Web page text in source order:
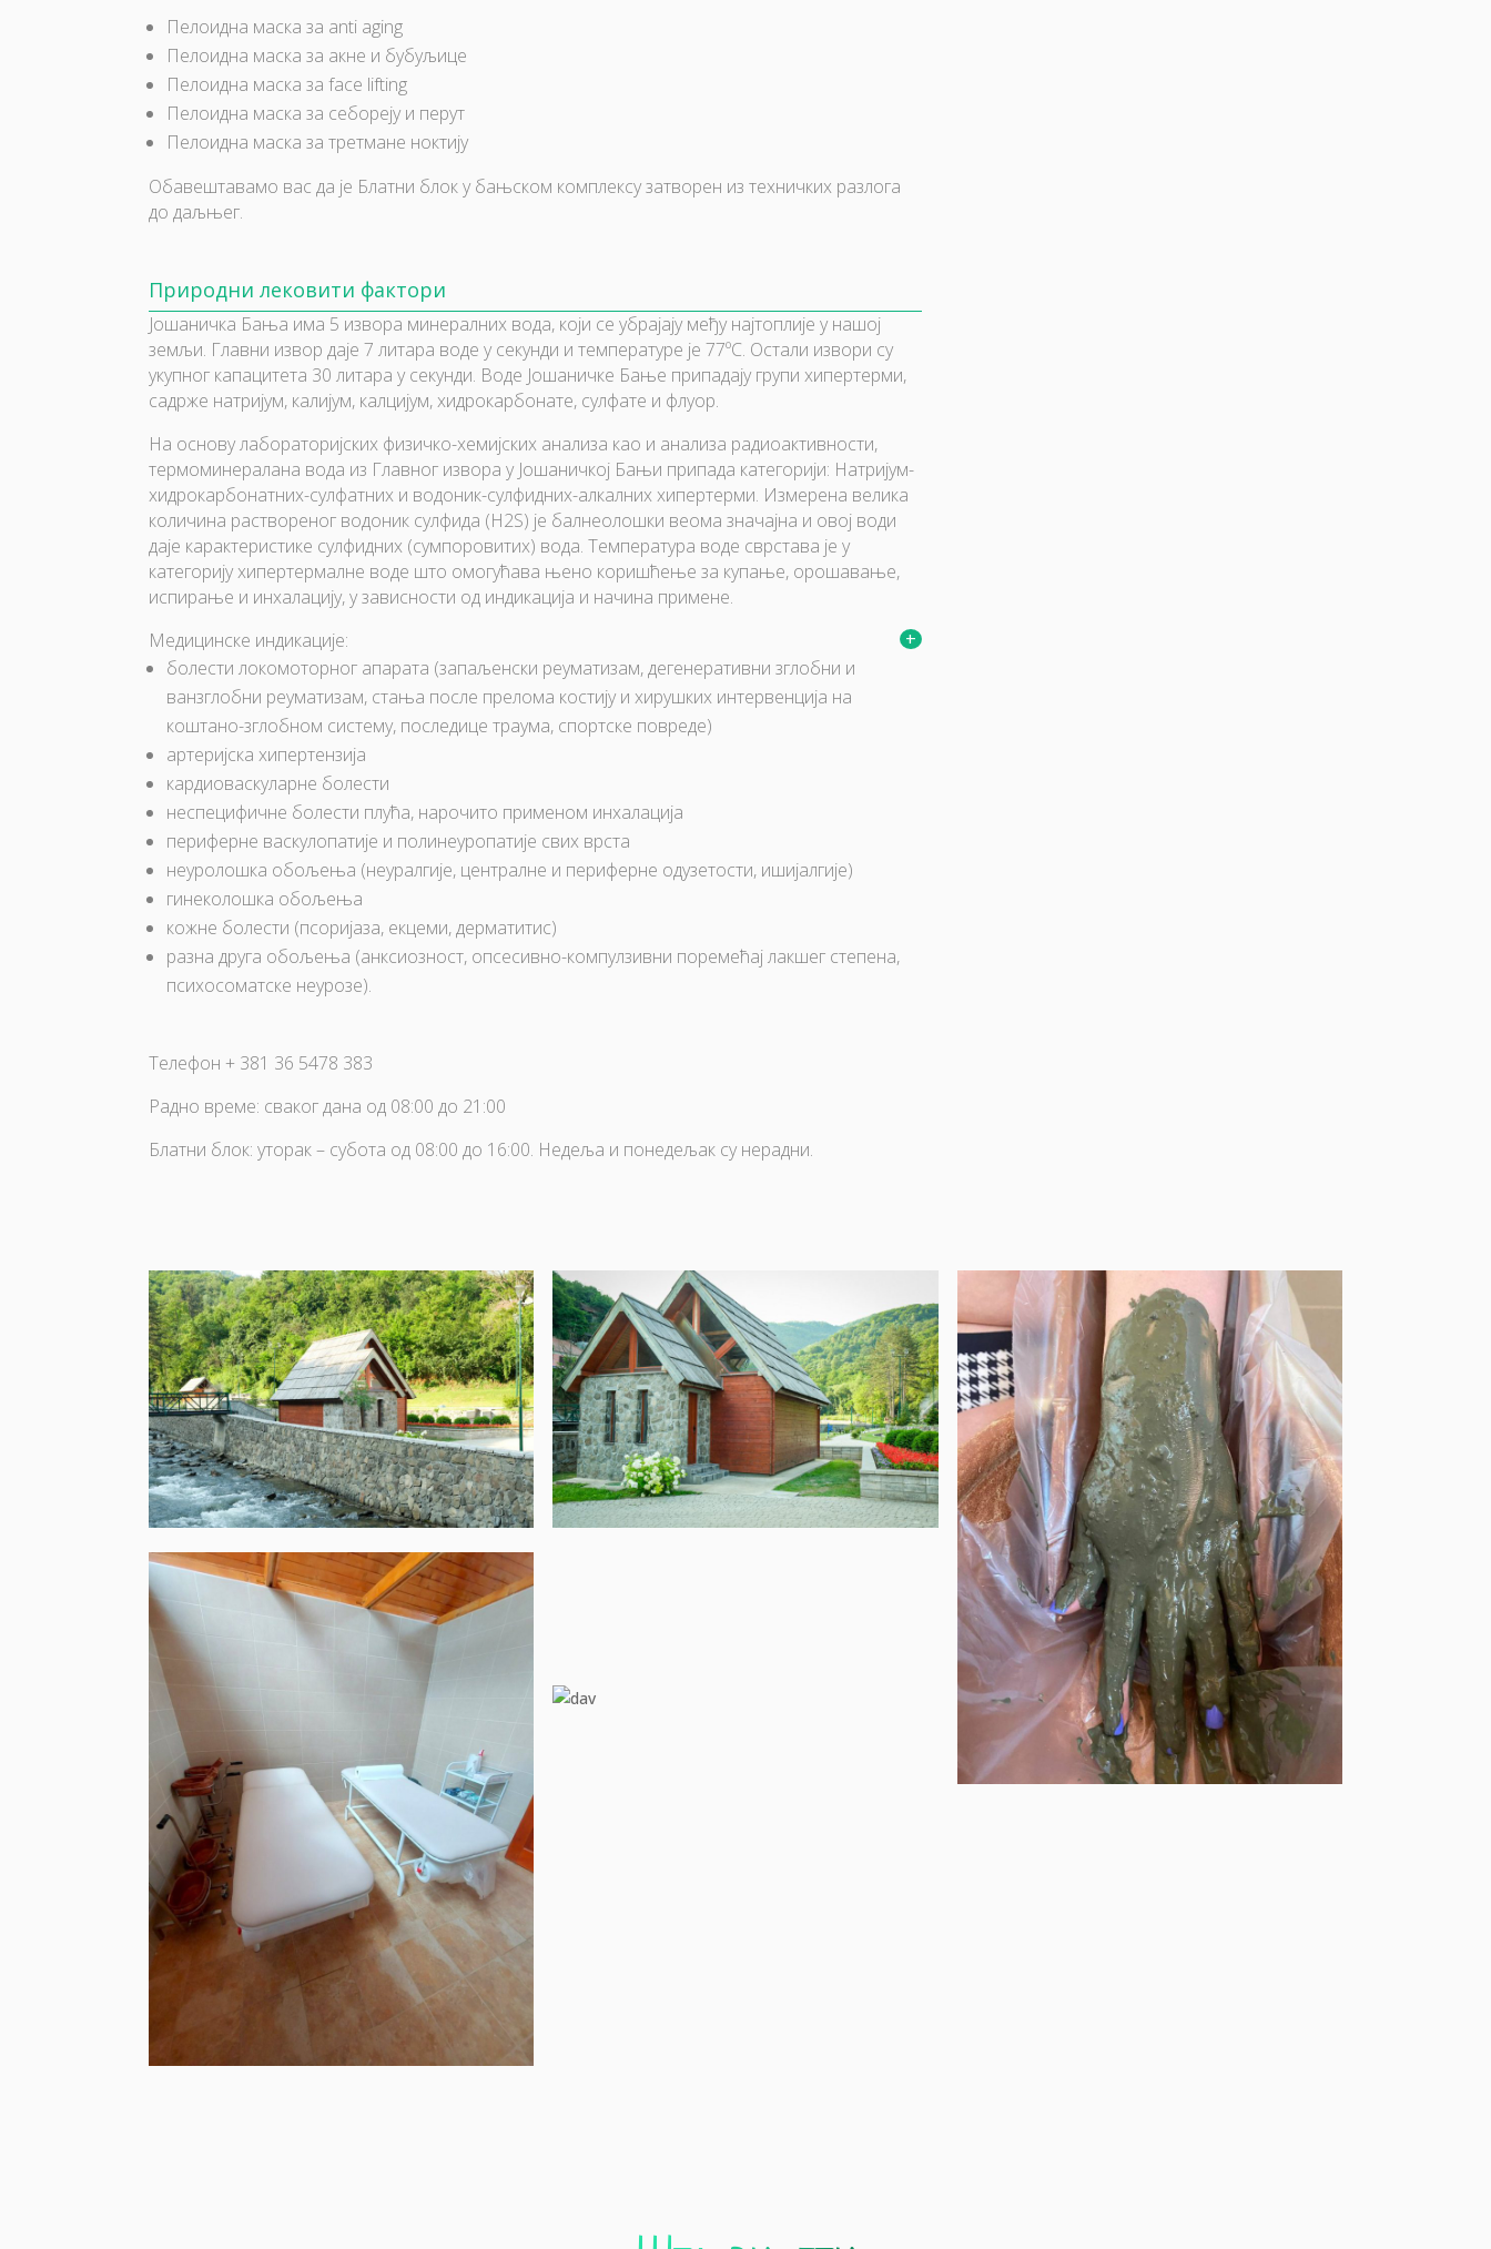
Пелоидна маска за anti aging
Пелоидна маска за акне и бубуљице
Пелоидна маска за face lifting
Пелоидна маска за себореју и перут
Пелоидна маска за третмане ноктију
Обавештавамо вас да је Блатни блок у бањском комплексу затворен из техничких разлога
до даљњег.
Природни лековити фактори
Јошаничка Бања има 5 извора минералних вода, који се убрајају међу најтоплије у нашој
земљи. Главни извор даје 7 литара воде у секунди и температуре је 77ºC. Остали извори су
укупног капацитета 30 литара у секунди. Воде Јошаничке Бање припадају групи хипертерми,
садрже натријум, калијум, калцијум, хидрокарбонате, сулфате и флуор.
На основу лабораторијских физичко-хемијских анализа као и анализа радиоактивности,
термоминералана вода из Главног извора у Јошаничкој Бањи припада категорији: Натријум-
хидрокарбонатних-сулфатних и водоник-сулфидних-алкалних хипертерми. Измерена велика
количина раствореног водоник сулфида (H2S) је балнеолошки веома значајна и овој води
даје карактеристике сулфидних (сумпоровитих) вода. Температура воде сврстава је у
категорију хипертермалне воде што омогућава њено коришћење за купање, орошавање,
испирање и инхалацију, у зависности од индикација и начина примене.
Медицинске индикације:
болести локомоторног апарата (запаљенски реуматизам, дегенеративни зглобни и
ванзглобни реуматизам, стања после прелома костију и хирушких интервенција на
коштано-зглобном систему, последице траума, спортске повреде)
артеријска хипертензија
кардиоваскуларне болести
неспецифичне болести плућа, нарочито применом инхалација
периферне васкулопатије и полинеуропатије свих врста
неуролошка обољења (неуралгије, централне и периферне одузетости, ишијалгије)
гинеколошка обољења
кожне болести (псоријаза, екцеми, дерматитис)
разна друга обољења (анксиозност, опсесивно-компулзивни поремећај лакшег степена,
психосоматске неурозе).
Телефон + 381 36 5478 383
Радно време: сваког дана од 08:00 до 21:00
Блатни блок: уторак – субота од 08:00 до 16:00. Недеља и понедељак су нерадни.